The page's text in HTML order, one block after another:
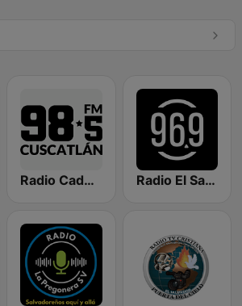
Radio Cadena Cuscatlán Radio El Salvador | 96.9 FM